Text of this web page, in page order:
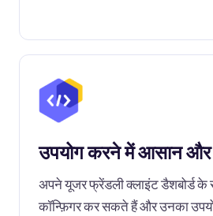
उपयोग करने में आसान
अपने यूजर फ्रेंडली क्लाइंट डैशबोर्ड
कॉन्फ़िगर कर सकते हैं और उनका